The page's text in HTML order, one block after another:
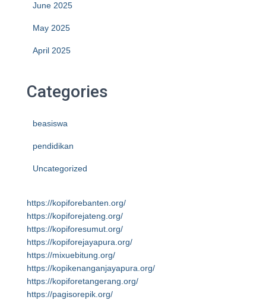
June 2025
May 2025
April 2025
Categories
beasiswa
pendidikan
Uncategorized
https://kopiforebanten.org/
https://kopiforejateng.org/
https://kopiforesumut.org/
https://kopiforejayapura.org/
https://mixuebitung.org/
https://kopikenanganjayapura.org/
https://kopiforetangerang.org/
https://pagisorepik.org/